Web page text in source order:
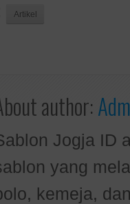
Artikel
author:
Jogja ID
yang
kemeja,